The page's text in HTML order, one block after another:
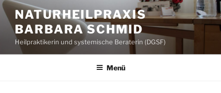
Zum
Inhalt
springen
NATURHEILPRAXIS
BARBARA SCHMID
Heilpraktikerin und systemische Beraterin (DGSF)
Menü